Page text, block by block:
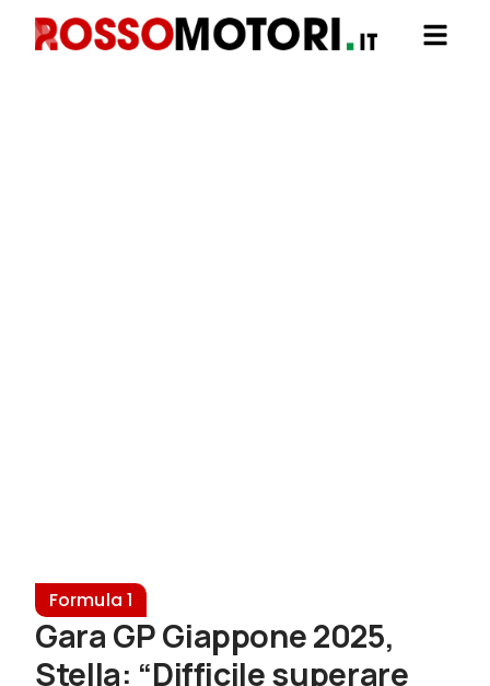
Formula 1
Gara GP Giappone 2025,
Stella: “Difficile superare